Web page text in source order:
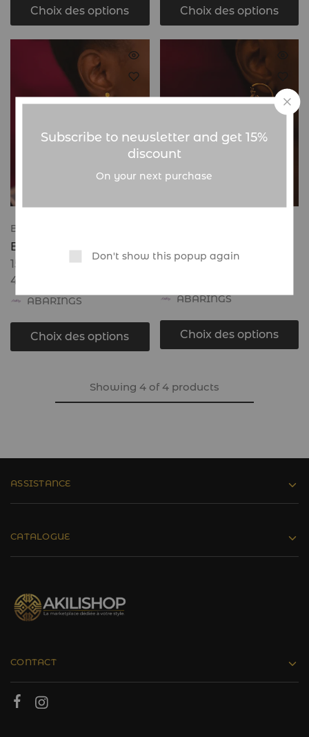
Choix des options Choix des options
Bijoux et accessoires
Boucles d’oreilles – Kora
15.000
CFA –
40.000
ABARINGS
Choix des options
RENAISSANCE
ABARINGS
Choix des options
Showing 4 of4 products
ASSISTANCE
CATALOGUE
CONTACT
Subscribe to newsletter and get 15%
discount
On your next purchase
Don't show this popup again